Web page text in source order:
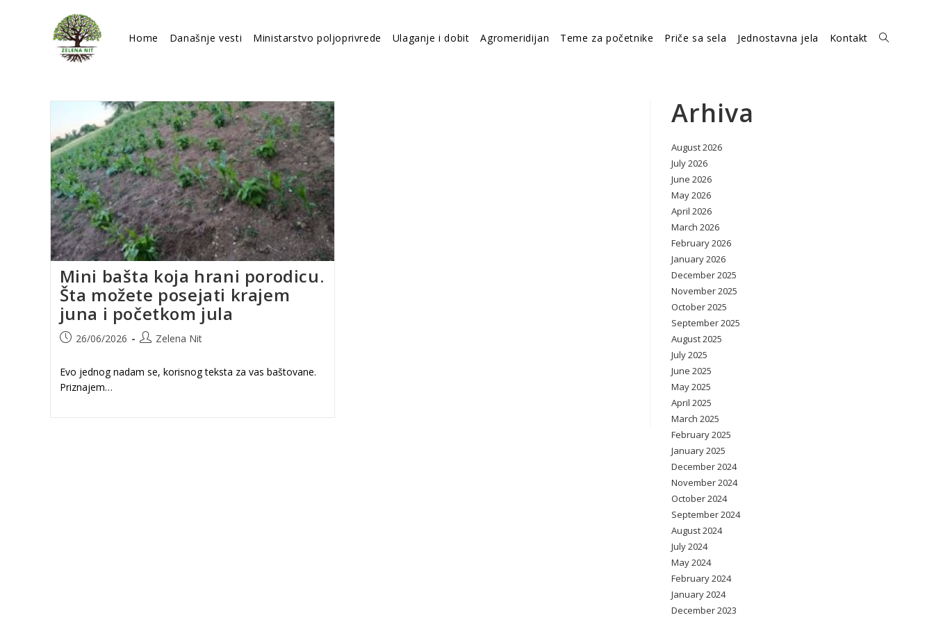
Home Današnje vesti Ministarstvo poljoprivrede Ulaganje i dobit Agromeridijan Teme za početnike Priče sa sela Jednostavna jela Kontakt Toggle
Mini bašta koja hrani porodicu.
Šta možete posejati krajem
juna i početkom jula
Post26/06/2026
PostZelena Nit
Evo jednog nadam se, korisnog teksta za vas baštovane.
Priznajem…
Arhiva
August 2026
July 2026
June 2026
May 2026
April 2026
March 2026
February 2026
January 2026
December 2025
November 2025
October 2025
September 2025
August 2025
July 2025
June 2025
May 2025
April 2025
March 2025
February 2025
January 2025
December 2024
November 2024
October 2024
September 2024
August 2024
July 2024
May 2024
February 2024
January 2024
December 2023